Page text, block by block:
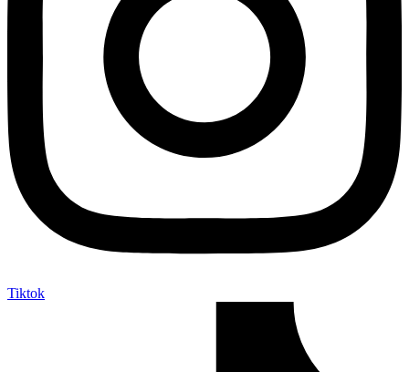
Tiktok